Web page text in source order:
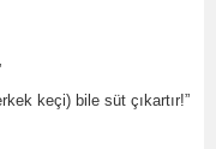
keçi) bile süt çıkartır!”